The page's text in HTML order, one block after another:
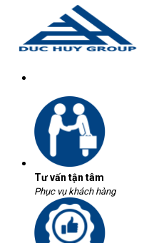
Tư vấn tận tâm
Phục vụ khách hàng